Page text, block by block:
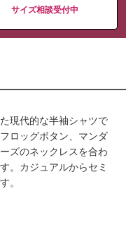
サイズ相談受付中
現代的な半袖シャツで
ロッグボタン、マンダ
ズのネックレスを合わ
。カジュアルからセミ
。